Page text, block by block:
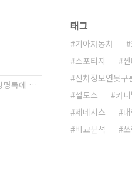
생물 분양을 원하시는 분께서는 방명록에 비밀글⋯
태그
기아자동차
스포티지
신차정보연못구
셀토스
카
제네시스
비교분석